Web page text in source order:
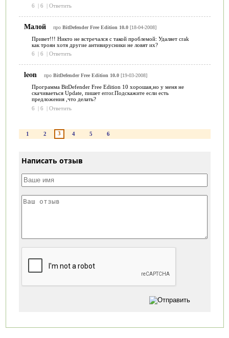
6
| 6 | Ответить
Малой про BitDefender Free Edition 10.0[18-04-2008]
Привет!!! Никто не встречался с такой проблемой: Удаляет crak
как троян хотя другие антивирусники не ловят их?
6
| 6 | Ответить
leon про BitDefender Free Edition 10.0[19-03-2008]
Программа BitDefender Free Edition 10 хорошая,но у меня не
скачиваеться Update, пишет error.Подскажите если есть
предложения ,что делать?
6
| 6 | Ответить
1 2 3 4 5 6
Написать отзыв